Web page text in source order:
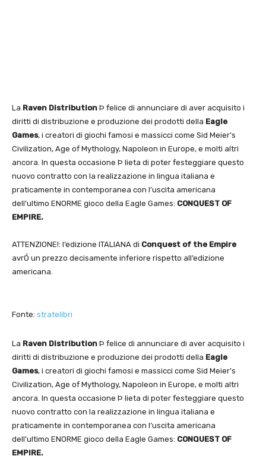
La Raven Distribution Þ felice di annunciare di aver acquisito i
diritti di distribuzione e produzione dei prodotti della Eagle
Games, i creatori di giochi famosi e massicci come Sid Meier’s
Civilization, Age of Mythology, Napoleon in Europe, e molti altri
ancora. In questa occasione Þ lieta di poter festeggiare questo
nuovo contratto con la realizzazione in lingua italiana e
praticamente in contemporanea con l’uscita americana
dell’ultimo ENORME gioco della Eagle Games: CONQUEST OF
EMPIRE.
ATTENZIONE!: l’edizione ITALIANA di Conquest of the Empire
avrÓ un prezzo decisamente inferiore rispetto all’edizione
americana.
Fonte: stratelibri
La Raven Distribution Þ felice di annunciare di aver acquisito i
diritti di distribuzione e produzione dei prodotti della Eagle
Games, i creatori di giochi famosi e massicci come Sid Meier’s
Civilization, Age of Mythology, Napoleon in Europe, e molti altri
ancora. In questa occasione Þ lieta di poter festeggiare questo
nuovo contratto con la realizzazione in lingua italiana e
praticamente in contemporanea con l’uscita americana
dell’ultimo ENORME gioco della Eagle Games: CONQUEST OF
EMPIRE.